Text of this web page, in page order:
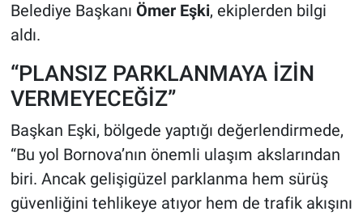
Belediye Başkanı Ömer Eşki, ekiplerden bilgi
aldı.
“PLANSIZ PARKLANMAYA İZİN
VERMEYECEĞİZ”
Başkan Eşki, bölgede yaptığı değerlendirmede,
“Bu yol Bornova’nın önemli ulaşım akslarından
biri. Ancak gelişigüzel parklanma hem sürüş
güvenliğini tehlikeye atıyor hem de trafik akışını